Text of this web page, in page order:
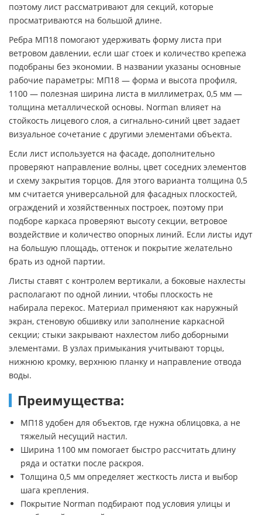
поэтому лист рассматривают для секций, которые
просматриваются на большой длине.
Ребра МП18 помогают удерживать форму листа при
ветровом давлении, если шаг стоек и количество крепежа
подобраны без экономии. В названии указаны основные
рабочие параметры: МП18 — форма и высота профиля,
1100 — полезная ширина листа в миллиметрах, 0,5 мм —
толщина металлической основы. Norman влияет на
стойкость лицевого слоя, а сигнально-синий цвет задает
визуальное сочетание с другими элементами объекта.
Если лист используется на фасаде, дополнительно
проверяют направление волны, цвет соседних элементов
и схему закрытия торцов. Для этого варианта толщина 0,5
мм считается универсальной для фасадных плоскостей,
ограждений и хозяйственных построек, поэтому при
подборе каркаса проверяют высоту секции, ветровое
воздействие и количество опорных линий. Если листы идут
на большую площадь, оттенок и покрытие желательно
брать из одной партии.
Листы ставят с контролем вертикали, а боковые нахлесты
располагают по одной линии, чтобы плоскость не
набирала перекос. Материал применяют как наружный
экран, стеновую обшивку или заполнение каркасной
секции; стыки закрывают нахлестом либо доборными
элементами. В узлах примыкания учитывают торцы,
нижнюю кромку, верхнюю планку и направление отвода
воды.
Преимущества:
МП18 удобен для объектов, где нужна облицовка, а не
тяжелый несущий настил.
Ширина 1100 мм помогает быстро рассчитать длину
ряда и остатки после раскроя.
Толщина 0,5 мм определяет жесткость листа и выбор
шага крепления.
Покрытие Norman подбирают под условия улицы и